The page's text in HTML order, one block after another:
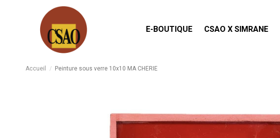
E-BOUTIQUE CSAO X SIMRANE
Accueil Peinture sous verre 10x10 MA CHERIE